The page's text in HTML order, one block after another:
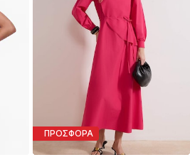
ΠΡΟΣΦΟΡΑ